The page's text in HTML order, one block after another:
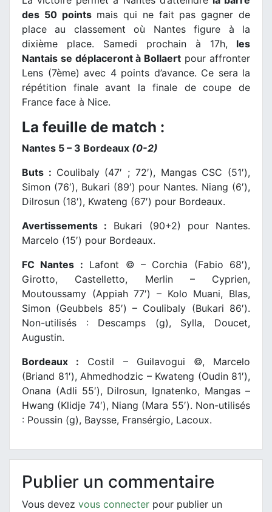
des 50 pointsmais qui ne fait pas gagner de
place au classement où Nantes figure à la
dixième place. Samedi prochain à 17h, les
Nantais se déplaceront à Bollaert pour affronter
Lens (7ème) avec 4 points d’avance. Ce sera la
répétition finale avant la finale de coupe de
France face à Nice.
La feuille de match :
Nantes 5 – 3 Bordeaux (0-2)
Buts : Coulibaly (47′ ; 72′), Mangas CSC (51′),
Simon (76′), Bukari (89′) pour Nantes. Niang (6′),
Dilrosun (18′), Kwateng (67′) pour Bordeaux.
Avertissements : Bukari (90+2) pour Nantes.
Marcelo (15′) pour Bordeaux.
FC Nantes : Lafont © – Corchia (Fabio 68′),
Girotto, Castelletto, Merlin – Cyprien,
Moutoussamy (Appiah 77′) – Kolo Muani, Blas,
Simon (Geubbels 85′) – Coulibaly (Bukari 86′).
Non-utilisés : Descamps (g), Sylla, Doucet,
Augustin.
Bordeaux : Costil – Guilavogui ©, Marcelo
(Briand 81′), Ahmedhodzic – Kwateng (Oudin 81′),
Onana (Adli 55′), Dilrosun, Ignatenko, Mangas –
Hwang (Klidje 74′), Niang (Mara 55′). Non-utilisés
: Poussin (g), Baysse, Fransérgio, Lacoux.
Publier un commentaire
Vous devez vous connecter pour publier un